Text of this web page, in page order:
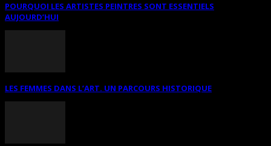
POURQUOI LES ARTISTES PEINTRES SONT ESSENTIELS
AUJOURD’HUI
LES FEMMES DANS L’ART. UN PARCOURS HISTORIQUE